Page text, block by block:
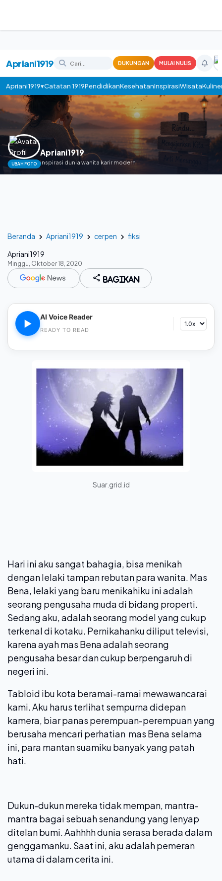
Apriani1919 DUKUNGAN MULAI NULIS
Apriani1919▾Catatan 1919PendidikanKesehatanInspirasiWisata
UBAH FOTO
Apriani1919
Inspirasi dunia wanita karir modern
Beranda Apriani1919 cerpen fiksi
Apriani1919
Minggu, Oktober 18, 2020
Bagikan
▶
AI Voice Reader
READY TO READ
Suar.grid.id
Hari ini aku sangat bahagia, bisa menikah
dengan lelaki tampan rebutan para wanita. Mas
Bena, lelaki yang baru menikahiku ini adalah
seorang pengusaha muda di bidang properti.
Sedang aku, adalah seorang model yang cukup
terkenal di kotaku. Pernikahanku diliput televisi,
karena ayah mas Bena adalah seorang
pengusaha besar dan cukup berpengaruh di
negeri ini.
Tabloid ibu kota beramai-ramai mewawancarai
kami. Aku harus terlihat sempurna didepan
kamera, biar panas perempuan-perempuan yang
berusaha mencari perhatian mas Bena selama
ini, para mantan suamiku banyak yang patah
hati.
Dukun-dukun mereka tidak mempan, mantra-
mantra bagai sebuah senandung yang lenyap
ditelan bumi. Aahhhh dunia serasa berada dalam
genggamanku. Saat ini, aku adalah pemeran
utama di dalam cerita ini.